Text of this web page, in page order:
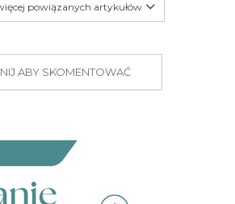
powiązanych artykułów
ABY SKOMENTOWAĆ